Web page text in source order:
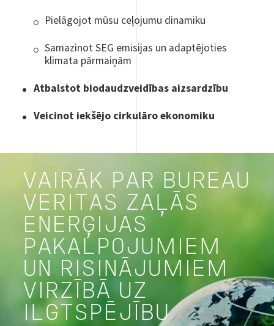
Pielāgojot mūsu ceļojumu dinamiku
Samazinot SEG emisijas un adaptējoties
klimata pārmaiņām
Atbalstot biodaudzveidības aizsardzību
Veicinot iekšējo cirkulāro ekonomiku
VAIRĀK PAR BUREAU
VERITAS ZAĻĀS
ENERĢIJAS
PAKALPOJUMIEM
UN RISINĀJUMIEM
VIRZĪBĀ UZ
ILGTSPĒJĪBU